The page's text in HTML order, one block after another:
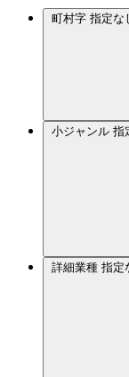
町村字 指定な
小ジャンル 指
詳細業種 指定